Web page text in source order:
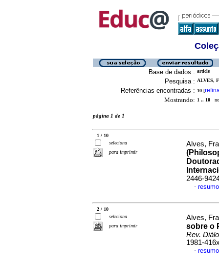
Base de dados : article
Pesquisa : ALVES,
Referências encontradas : 10 [
Mostrando: 1 .. 10
página 1 de 1
1 / 10
seleciona
para imprimir
Alves,
2446-
·
2 / 10
seleciona
para imprimir
Alves,
sobre o
Rev.
1981-
·